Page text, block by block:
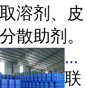
溶剂、皮
散助剂。
...
联